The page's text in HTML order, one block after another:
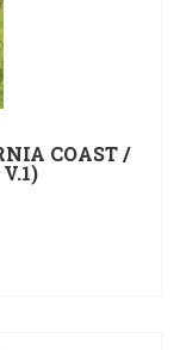
COAST /